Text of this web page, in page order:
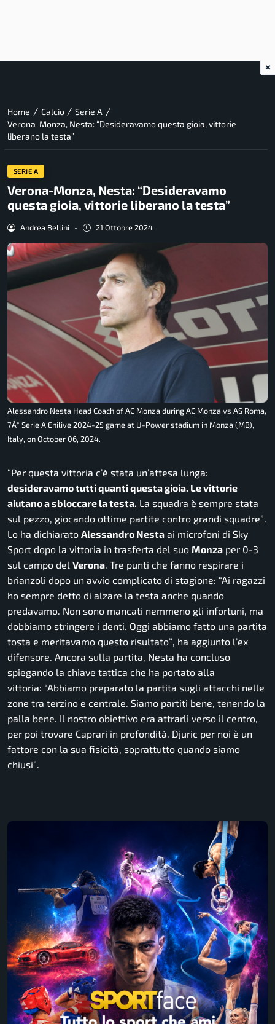
Home / Calcio / Serie A /
Verona-Monza, Nesta: “Desideravamo questa gioia, vittorie
liberano la testa”
SERIE A
Verona-Monza, Nesta: “Desideravamo
questa gioia, vittorie liberano la testa”
Andrea Bellini - 21 Ottobre 2024
Alessandro Nesta Head Coach of AC Monza during AC Monza vs AS Roma,
7Â° Serie A Enilive 2024-25 game at U-Power stadium in Monza (MB),
Italy, on October 06, 2024.
“Per questa vittoria c’è stata un’attesa lunga:
desideravamo tutti quanti questa gioia. Le vittorie
aiutano a sbloccare la testa. La squadra è sempre stata
sul pezzo, giocando ottime partite contro grandi squadre”.
Lo ha dichiarato Alessandro Nesta ai microfoni di Sky
Sport dopo la vittoria in trasferta del suo Monza per 0-3
sul campo del Verona. Tre punti che fanno respirare i
brianzoli dopo un avvio complicato di stagione: “Ai ragazzi
ho sempre detto di alzare la testa anche quando
predavamo. Non sono mancati nemmeno gli infortuni, ma
dobbiamo stringere i denti. Oggi abbiamo fatto una partita
tosta e meritavamo questo risultato”, ha aggiunto l’ex
difensore. Ancora sulla partita, Nesta ha concluso
spiegando la chiave tattica che ha portato alla
vittoria: “Abbiamo preparato la partita sugli attacchi nelle
zone tra terzino e centrale. Siamo partiti bene, tenendo la
palla bene. Il nostro obiettivo era attrarli verso il centro,
per poi trovare Caprari in profondità. Djuric per noi è un
fattore con la sua fisicità, soprattutto quando siamo
chiusi”.
×